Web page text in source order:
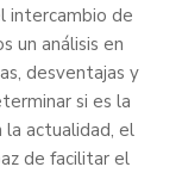
intercambio de
un análisis en
desventajas y
si es la
la actualidad, el
de facilitar el